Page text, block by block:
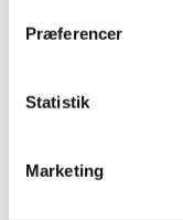
Præferencer
Statistik
Marketing
2022 (197)
2017 (167)